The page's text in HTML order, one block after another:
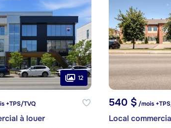
12
+TPS/TVQ
à louer
540 $/mois
Local